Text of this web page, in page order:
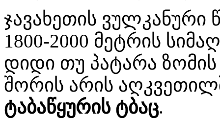
ჯავახეთის
1800-2000 მეტრის
დიდი თუ პატარა
შორის არის
ტაბაწყურის ტბაც.